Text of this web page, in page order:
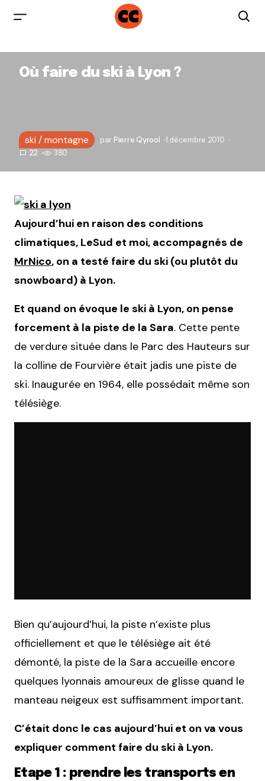
Où faire du ski à Lyon ?
ski / montagne par Pierre Qyrool 1 décembre 2010
22
380
Aujourd’hui en raison des conditions
climatiques, LeSud et moi, accompagnés de
MrNico, on a testé faire du ski (ou plutôt du
snowboard) à Lyon.
Et quand on évoque le ski à Lyon, on pense
forcement à la piste de la Sara. Cette pente
de verdure située dans le Parc des Hauteurs sur
la colline de Fourvière était jadis une piste de
ski. Inaugurée en 1964, elle possédait même son
télésiège.
Bien qu’aujourd’hui, la piste n’existe plus
officiellement et que le télésiège ait été
démonté, la piste de la Sara accueille encore
quelques lyonnais amoureux de glisse quand le
manteau neigeux est suffisamment important.
C’était donc le cas aujourd’hui et on va vous
expliquer comment faire du ski à Lyon.
Etape 1 : prendre les transports en